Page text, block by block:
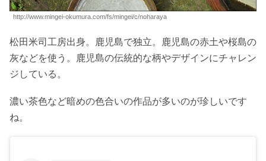
http://www.mingei-okumura.com/fs/mingei/c/noharaya
松田米司工房出身。鹿児島で独立。鹿児島の赤土や桜島の
灰などを使う。鹿児島の伝統的な柄やデザインにチャレン
ジしている。
濃い茶色など暗めの色合いの作品が多いのが珍しいです
ね。